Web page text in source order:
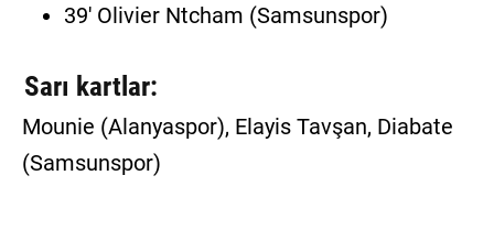
39' Olivier Ntcham (Samsunspor)
Sarı kartlar:
Mounie (Alanyaspor), Elayis Tavşan, Diabate
(Samsunspor)